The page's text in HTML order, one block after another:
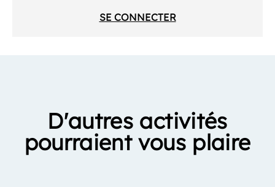
SE CONNECTER
D'autres activités
pourraient vous plaire